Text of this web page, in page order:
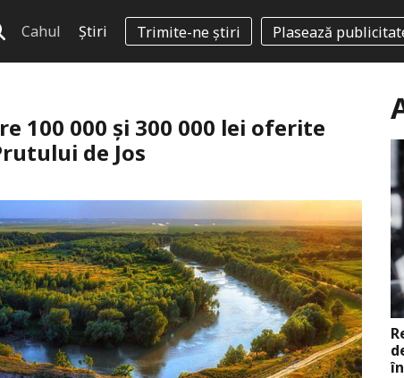
Cahul Știri Trimite-ne știri Plasează
100 000 și 300 000 lei oferite
de Jos